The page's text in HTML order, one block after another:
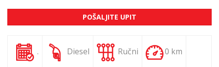
POŠALJITE UPIT
. Diesel Ručni 0 km